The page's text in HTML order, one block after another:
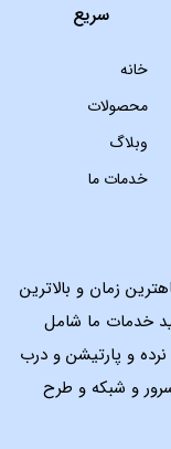
سریع
خانه
محصولات
وبلاگ
خدمات ما
زمان و بالاترین
خدمات ما شامل
و پارتیشن و درب
و شبکه و طرح